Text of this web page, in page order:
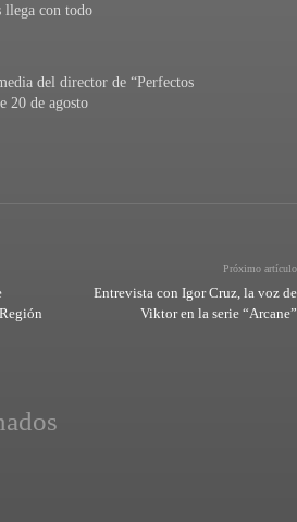
llega con todo
del director de “Perfectos
20 de agosto
Próximo artículo
Entrevista con Igor Cruz, la voz de
Viktor en la serie “Arcane”